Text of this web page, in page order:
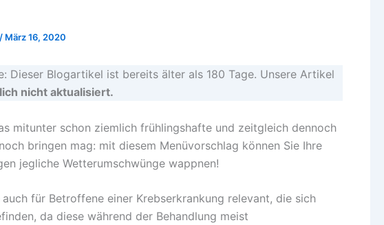
/ März 16, 2020
Dieser Blogartikel ist bereits älter als 180 Tage. Unsere Artikel
nicht aktualisiert.
mitunter schon ziemlich frühlingshafte und zeitgleich dennoch
bringen mag: mit diesem Menüvorschlag können Sie Ihre
jegliche Wetterumschwünge wappnen!
für Betroffene einer Krebserkrankung relevant, die sich
da diese während der Behandlung meist